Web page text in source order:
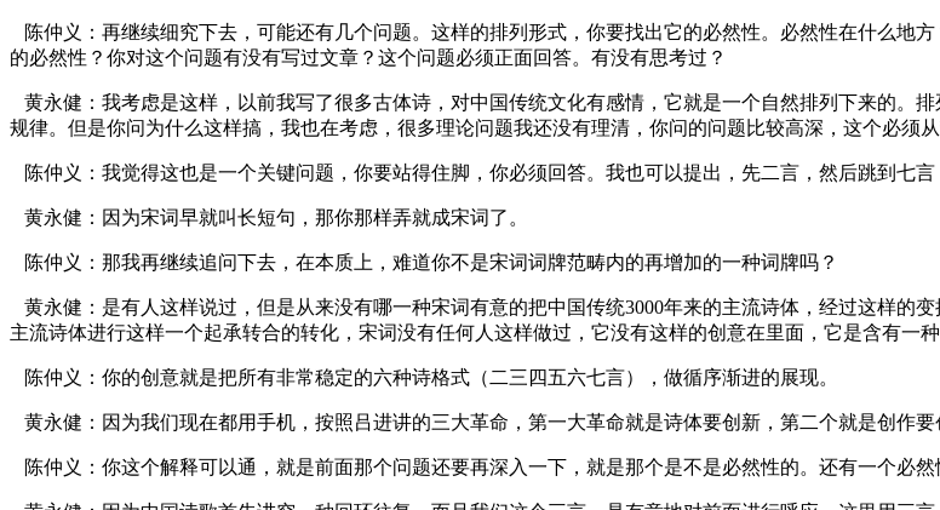
陈仲义：再继续细究下去，可能还有几个问题。这样的排列形式，你要找出它的必然性。必然性在什么地
的必然性？你对这个问题有没有写过文章？这个问题必须正面回答。有没有思考过？
黄永健：我考虑是这样，以前我写了很多古体诗，对中国传统文化有感情，它就是一个自然排列下来的。
规律。但是你问为什么这样搞，我也在考虑，很多理论问题我还没有理清，你问的问题比较高深，这个必须
陈仲义：我觉得这也是一个关键问题，你要站得住脚，你必须回答。我也可以提出，先二言，然后跳到七
黄永健：因为宋词早就叫长短句，那你那样弄就成宋词了。
陈仲义：那我再继续追问下去，在本质上，难道你不是宋词词牌范畴内的再增加的一种词牌吗？
黄永健：是有人这样说过，但是从来没有哪一种宋词有意的把中国传统3000年来的主流诗体，经过这样的
主流诗体进行这样一个起承转合的转化，宋词没有任何人这样做过，它没有这样的创意在里面，它是含有一种
陈仲义：你的创意就是把所有非常稳定的六种诗格式（二三四五六七言），做循序渐进的展现。
黄永健：因为我们现在都用手机，按照吕进讲的三大革命，第一大革命就是诗体要创新，第二个就是创作要
陈仲义：你这个解释可以通，就是前面那个问题还要再深入一下，就是那个是不是必然性的。还有一个必